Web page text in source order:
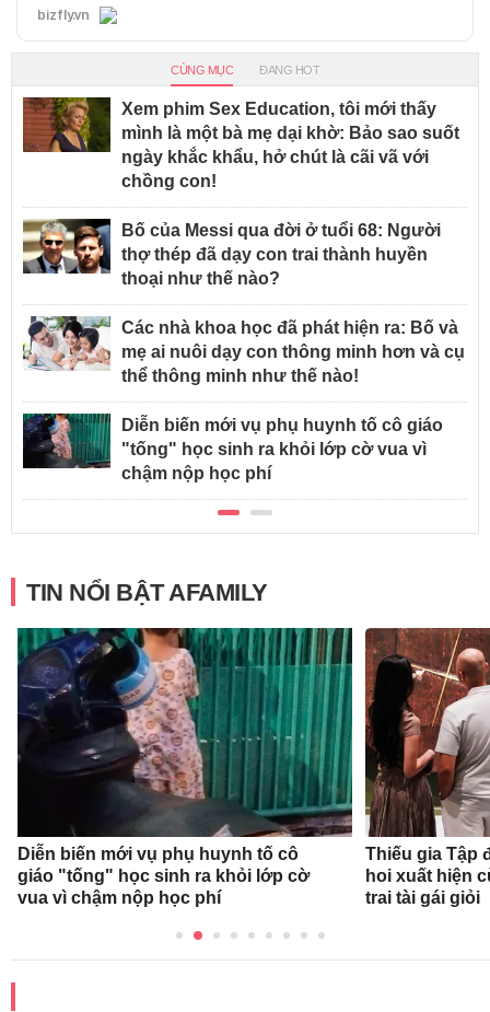
bizfly.vn
CÙNG MỤC ĐANG HOT
Xem phim Sex Education, tôi mới thấy
mình là một bà mẹ dại khờ: Bảo sao suốt
ngày khắc khẩu, hở chút là cãi vã với
chồng con!
Bố của Messi qua đời ở tuổi 68: Người
thợ thép đã dạy con trai thành huyền
thoại như thế nào?
Các nhà khoa học đã phát hiện ra: Bố và
mẹ ai nuôi dạy con thông minh hơn và cụ
thể thông minh như thế nào!
Diễn biến mới vụ phụ huynh tố cô giáo
"tống" học sinh ra khỏi lớp cờ vua vì
chậm nộp học phí
TIN NỔI BẬT AFAMILY
Diễn biến mới vụ phụ huynh tố cô
giáo "tống" học sinh ra khỏi lớp cờ
vua vì chậm nộp học phí
Thiếu gia Tập
hoi xuất hiện
trai tài gái giỏi